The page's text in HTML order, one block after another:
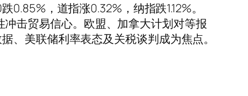
，道指涨0.32%，纳指跌1.12%。
冲击贸易信心。欧盟、加拿大计划对等报
、美联储利率表态及关税谈判成为焦点。